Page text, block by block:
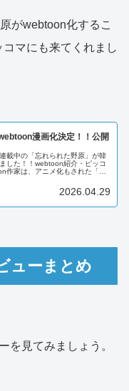
がwebtoon化するこ
マにも来てくれまし
漫画化決定！！公開
載中の「忘れられた野原」が韓
した！！webtoon紹介・ピッコ
作家は、アニメ化もされた「あ
2026.04.29
ューまとめ
を見てみましょう。